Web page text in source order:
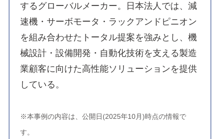
するグローバルメーカー。日本法人では、減
速機・サーボモータ・ラックアンドピニオン
を組み合わせたトータル提案を強みとし、機
械設計・設備開発・自動化技術を支える製造
業顧客に向けた高性能ソリューションを提供
している。
※本事例の内容は、公開日(2025年10月)時点の情報で
す。